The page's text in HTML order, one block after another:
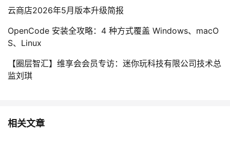
云商店2026年5月版本升级简报
OpenCode 安装全攻略：4 种方式覆盖 Windows、macO
S、Linux
【圈层智汇】维享会会员专访：迷你玩科技有限公司技术总
监刘琪
相关文章